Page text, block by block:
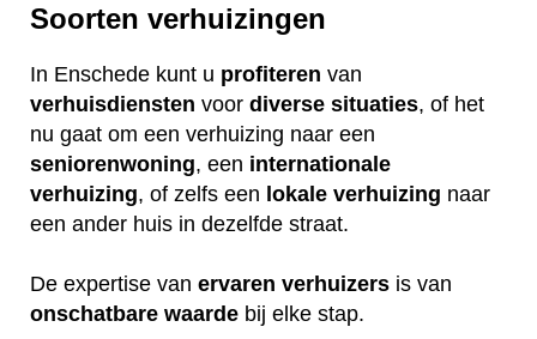
Soorten verhuizingen
In Enschede kunt u profiteren van
verhuisdiensten voor diverse situaties, of het
nu gaat om een verhuizing naar een
seniorenwoning, een internationale
verhuizing, of zelfs een lokale verhuizing naar
een ander huis in dezelfde straat.
De expertise van ervaren verhuizers is van
onschatbare waarde bij elke stap.